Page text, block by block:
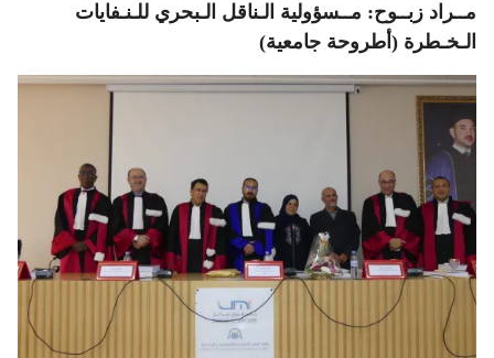
مــراد زبــوح: مــسؤولية الـناقل الـبحري للـنـفايات
الـخـطرة (أطروحة جامعية)